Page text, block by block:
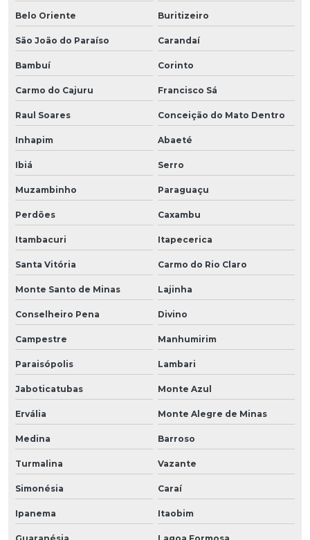
Belo Oriente Buritizeiro
São João do Paraíso Carandaí
Bambuí Corinto
Carmo do Cajuru Francisco Sá
Raul Soares Conceição do Mato Dentro
Inhapim Abaeté
Ibiá Serro
Muzambinho Paraguaçu
Perdões Caxambu
Itambacuri Itapecerica
Santa Vitória Carmo do Rio Claro
Monte Santo de Minas Lajinha
Conselheiro Pena Divino
Campestre Manhumirim
Paraisópolis Lambari
Jaboticatubas Monte Azul
Ervália Monte Alegre de Minas
Medina Barroso
Turmalina Vazante
Simonésia Caraí
Ipanema Itaobim